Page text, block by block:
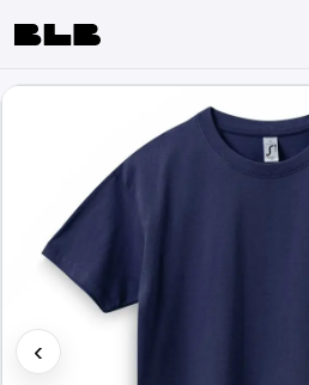
BLB
‹